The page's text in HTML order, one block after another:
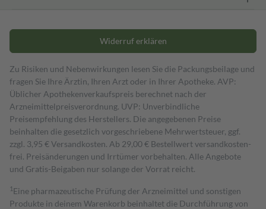
Widerruf erklären
Zu Risiken und Nebenwirkungen lesen Sie die Packungsbeilage und
fragen Sie Ihre Ärztin, Ihren Arzt oder in Ihrer Apotheke. AVP:
Üblicher Apothekenverkaufspreis berechnet nach der
Arzneimittelpreisverordnung. UVP: Unverbindliche
Preisempfehlung des Herstellers. Die angegebenen Preise
beinhalten die gesetzlich vorgeschriebene Mehrwertsteuer, ggf.
zzgl. 3,95 € Versandkosten. Ab 29,00 € Bestell­wert versand­kosten­
frei. Preisänderungen und Irrtümer vorbehalten. Alle Angebote
und Gratis-Beigaben nur solange der Vorrat reicht.
1 Eine pharmazeutische Prüfung der Arzneimittel und sonstigen
Produkte in deinem Warenkorb beinhaltet die Durchführung von